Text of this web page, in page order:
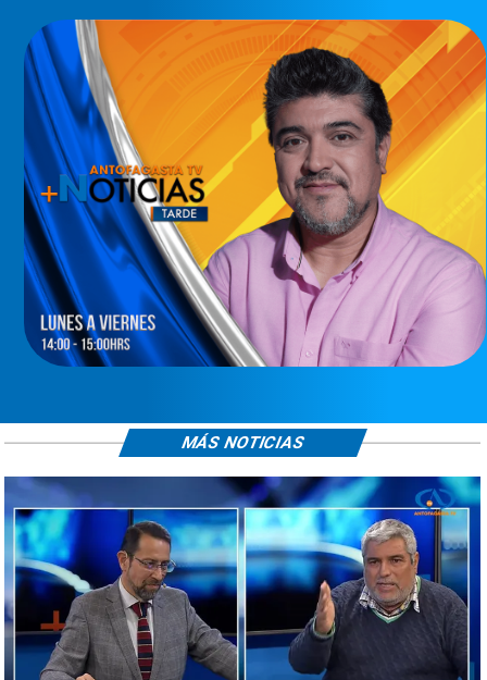
MÁS NOTICIAS